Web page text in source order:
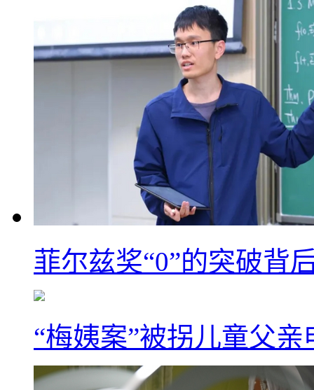
菲尔兹奖“0”的突破背
“梅姨案”被拐儿童父